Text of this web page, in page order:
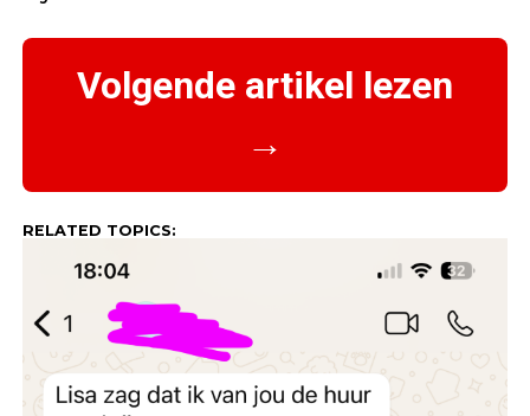
Volgende artikel lezen
→
RELATED TOPICS: